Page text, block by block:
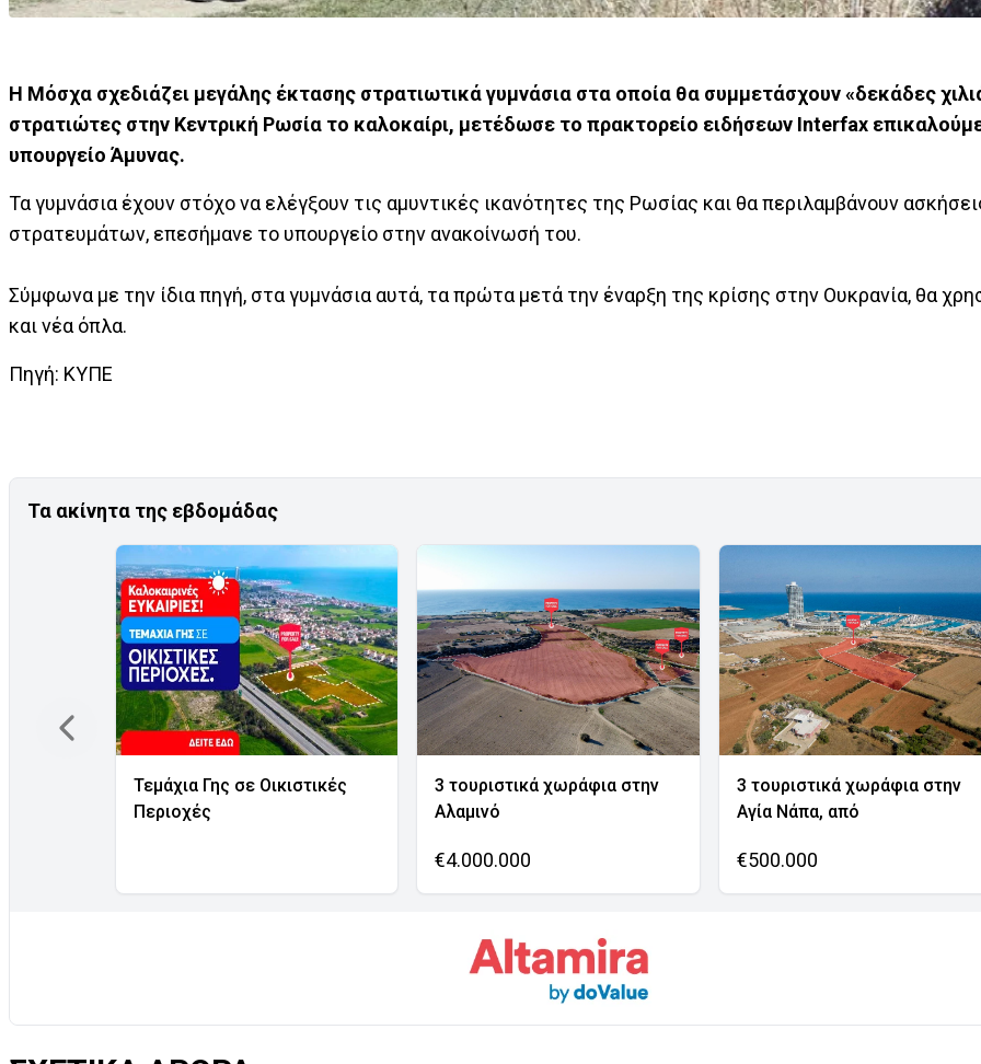
Η Μόσχα σχεδιάζει μεγάλης έκτασης στρατιωτικά γυμνάσια στα οποία θα συμμετάσχουν «δεκάδες
στρατιώτες στην Κεντρική Ρωσία το καλοκαίρι, μετέδωσε το πρακτορείο ειδήσεων Interfax
υπουργείο Άμυνας.
Τα γυμνάσια έχουν στόχο να ελέγξουν τις αμυντικές ικανότητες της Ρωσίας και θα περιλαμβάνουν
στρατευμάτων, επεσήμανε το υπουργείο στην ανακοίνωσή του.
Σύμφωνα με την ίδια πηγή, στα γυμνάσια αυτά, τα πρώτα μετά την έναρξη της κρίσης στην Ουκρανία, θα
και νέα όπλα.
Πηγή: ΚΥΠΕ
Τα ακίνητα της εβδομάδας
Τεμάχια Γης σε Οικιστικές
Περιοχές
3 τουριστικά χωράφια στην
Αλαμινό
€4.000.000
3 τουριστικά χωράφια στην
Αγία Νάπα, από
€500.000